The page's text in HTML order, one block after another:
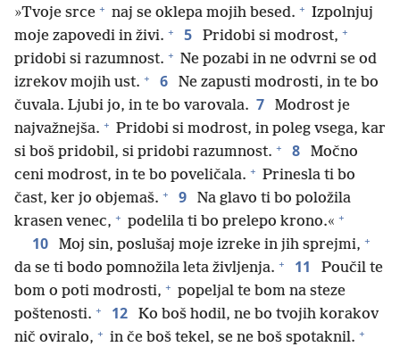
»Tvoje srce + naj se oklepa mojih besed. + Izpolnjuj
moje zapovedi in živi. + 5 Pridobi si modrost, +
pridobi si razumnost. + Ne pozabi in ne odvrni se od
izrekov mojih ust. + 6
Ne zapusti modrosti, in te bo
čuvala. Ljubi jo, in te bo varovala. 7
Modrost je
najvažnejša. + Pridobi si modrost, in poleg vsega, kar
si boš pridobil, si pridobi razumnost. + 8
Močno
ceni modrost, in te bo poveličala. + Prinesla ti bo
čast, ker jo objemaš. + 9
Na glavo ti bo položila
krasen venec, + podelila ti bo prelepo krono.« +
10 Moj sin, poslušaj moje izreke in jih sprejmi, +
da se ti bodo pomnožila leta življenja. + 11
Poučil te
bom o poti modrosti, + popeljal te bom na steze
poštenosti. + 12
Ko boš hodil, ne bo tvojih korakov
nič oviralo, + in če boš tekel, se ne boš spotaknil. +